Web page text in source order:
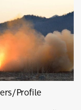
Profile